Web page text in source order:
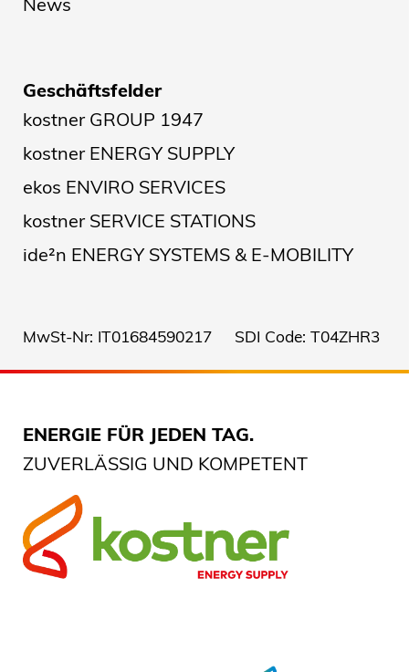
Geschäftsfelder
kostner GROUP 1947
kostner ENERGY SUPPLY
ekos ENVIRO SERVICES
kostner SERVICE STATIONS
ide²n ENERGY SYSTEMS & E-MOBILITY
MwSt-Nr: IT01684590217 SDI Code: T04ZHR3
ENERGIE FÜR JEDEN TAG.
ZUVERLÄSSIG UND KOMPETENT